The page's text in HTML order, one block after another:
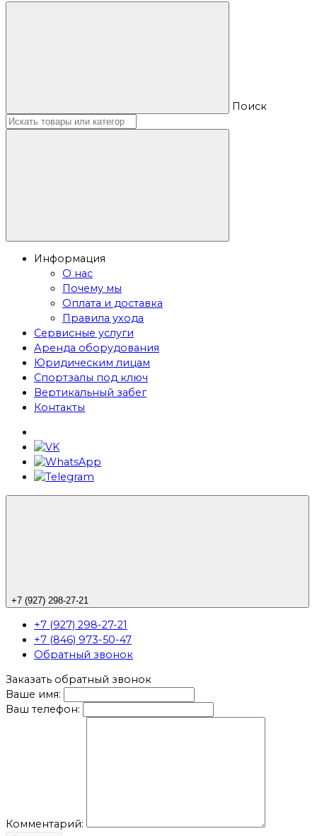
Поиск
Информация
О нас
Почему мы
Оплата и доставка
Правила ухода
Сервисные услуги
Аренда оборудования
Юридическим лицам
Спортзалы под ключ
Вертикальный забег
Контакты
+7 (927) 298-27-21
+7 (927) 298-27-21
+7 (846) 973-50-47
Обратный звонок
Заказать обратный звонок
Ваше имя:
Ваш телефон:
Комментарий: